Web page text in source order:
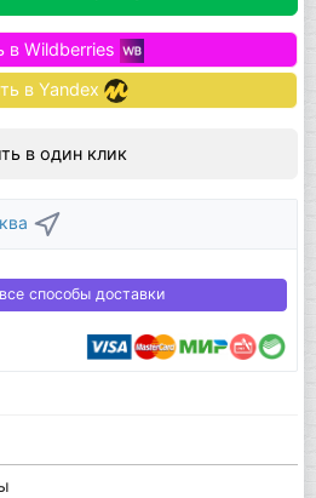
в Wildberries
в Yandex
в один клик
способы доставки